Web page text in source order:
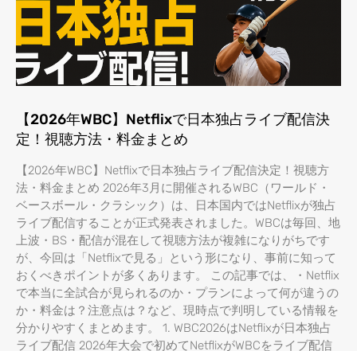
【2026年WBC】Netflixで日本独占ライブ配信決
定！視聴方法・料金まとめ
【2026年WBC】Netflixで日本独占ライブ配信決定！視聴方
法・料金まとめ 2026年3月に開催されるWBC（ワールド・
ベースボール・クラシック）は、日本国内ではNetflixが独占
ライブ配信することが正式発表されました。WBCは毎回、地
上波・BS・配信が混在して視聴方法が複雑になりがちです
が、今回は「Netflixで見る」という形になり、事前に知って
おくべきポイントが多くあります。 この記事では、・Netflix
で本当に全試合が見られるのか・プランによって何が違うの
か・料金は？注意点は？など、現時点で判明している情報を
分かりやすくまとめます。 1. WBC2026はNetflixが日本独占
ライブ配信 2026年大会で初めてNetflixがWBCをライブ配信